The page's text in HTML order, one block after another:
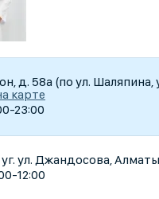
д. 58а (по ул. Шаляпина,
карте
23:00
уг. ул. Джандосова, Алматы
12:00